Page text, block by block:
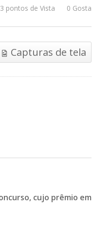
pontos de Vista 0 Gosta
Capturas de tela
cujo prêmio em